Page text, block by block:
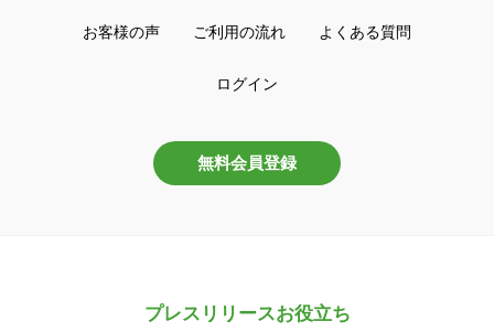
お客様の声 ご利用の流れ よくある質問
ログイン
無料会員登録
プレスリリースお役立ち